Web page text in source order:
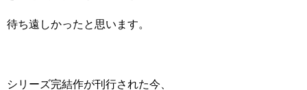
待ち遠しかったと思います。
シリーズ完結作が刊行された今、